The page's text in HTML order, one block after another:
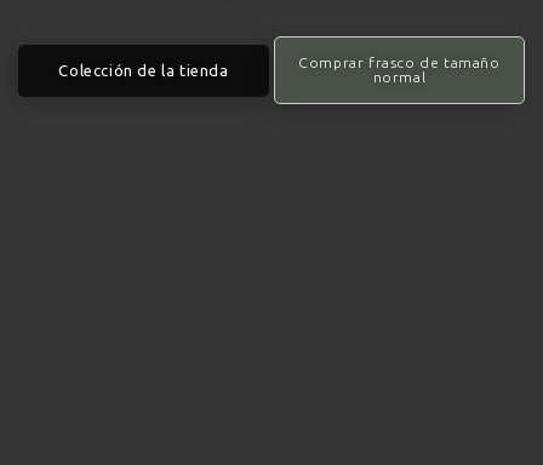
Colección de la tienda
Comprar frasco de tamaño
normal